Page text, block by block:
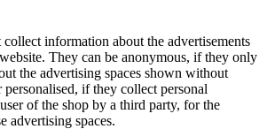
collect information about the advertisements
They can be anonymous, if they only
the advertising spaces shown without
if they collect personal
of the shop by a third party, for the
advertising spaces.